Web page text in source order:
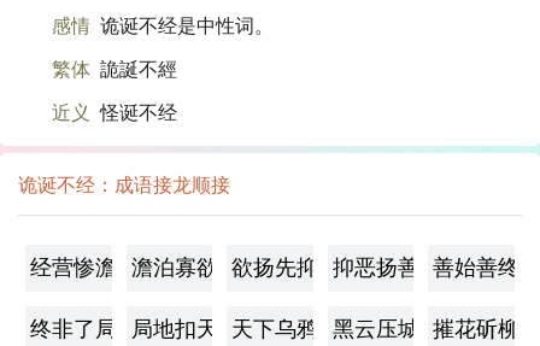
感情 诡诞不经是中性词。
繁体 詭誕不經
近义 怪诞不经
诡诞不经：成语接龙顺接
经营惨澹 澹泊寡欲 欲扬先抑 抑恶扬善 善始善终
终非了局 局地扣天 天下乌鸦一般黑黑云压城城欲摧
摧花斫柳